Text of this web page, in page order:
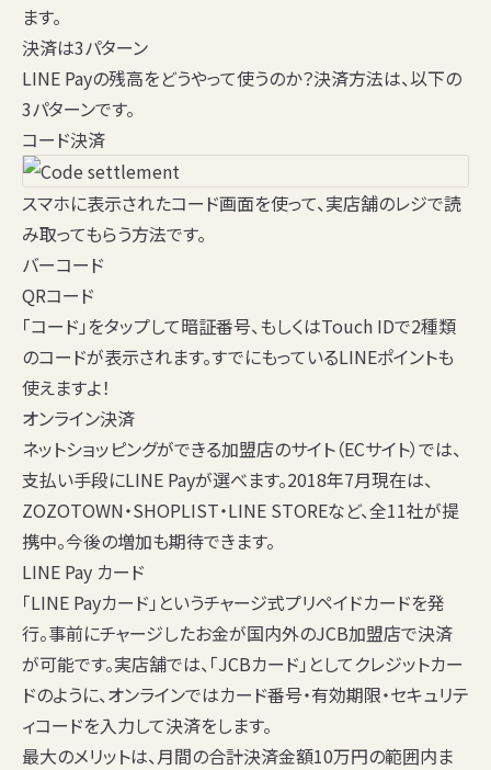
ます。
決済は3パターン
LINE Payの残高をどうやって使うのか？決済方法は、以下の
3パターンです。
コード決済
スマホに表示されたコード画面を使って、実店舗のレジで読
み取ってもらう方法です。
バーコード
QRコード
「コード」をタップして暗証番号、もしくはTouch IDで2種類
のコードが表示されます。すでにもっているLINEポイントも
使えますよ！
オンライン決済
ネットショッピングができる加盟店のサイト（ECサイト）では、
支払い手段にLINE Payが選べます。2018年7月現在は、
ZOZOTOWN・SHOPLIST・LINE STOREなど、全11社が提
携中。今後の増加も期待できます。
LINE Pay カード
「LINE Payカード 」というチャージ式プリペイドカードを発
行。事前にチャージしたお金が国内外のJCB加盟店で決済
が可能です。実店舗では、「JCBカード」としてクレジットカー
ドのように、オンラインではカード番号・有効期限・セキュリテ
ィコードを入力して決済をします。
最大のメリットは、月間の合計決済金額10万円の範囲内ま